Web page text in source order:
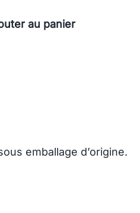
au panier
emballage d’origine.